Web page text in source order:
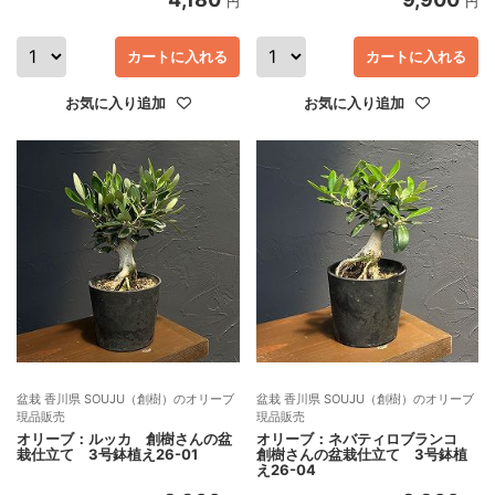
カートに入れる
お気に入り追加
カートに入れる
お気に入り追加
盆栽 香川県 SOUJU（創樹）のオリーブ
現品販売
オリーブ：ルッカ 創樹さんの盆
栽仕立て 3号鉢植え26-01
盆栽 香川県 SOUJU（創樹）のオリーブ
現品販売
オリーブ：ネバティロブランコ
創樹さんの盆栽仕立て 3号鉢植
え26-04